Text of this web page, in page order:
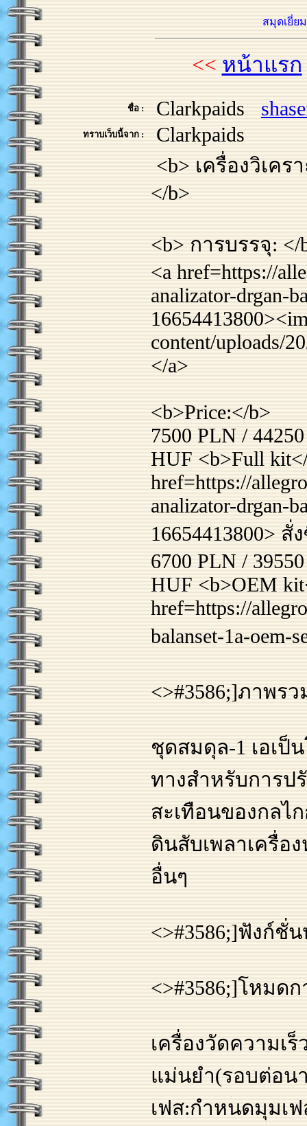
สมุดเยี่ย
<< หน้าแรก
ชื่อ : Clarkpaids
ทราบเว็บนี้จาก : Clarkpaids
<b> เครื่องวิเค
</b>
<b> การบรรจุ: </
<a href=https://
analizator-drgan-
content/uploads/
</a>
<b>Price:</b>
7500 PLN /
HUF <b>Full
href=https://
analizator-drgan-
16654413800>
6700 PLN /
HUF <b>OEM
href=https://
balanset-1a-
<>#3586;]ภาพร
ชุดสมดุล-1 เอเป็
ทางสำหรับการป
สะเทือนของกลไ
ดินสับเพลาเครื่อ
อื่นๆ
<>#3586;]ฟังก์
<>#3586;]โหมด
เครื่องวัดความเ
แม่นยำ(รอบต่อน
เฟส:กำหนดมุมเ